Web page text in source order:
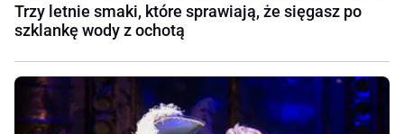
Trzy letnie smaki, które sprawiają, że sięgasz po
szklankę wody z ochotą